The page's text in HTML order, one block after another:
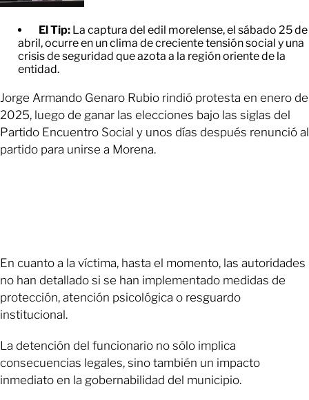
El Tip: La captura del edil morelense, el sábado 25 de
abril, ocurre en un clima de creciente tensión social y una
crisis de seguridad que azota a la región oriente de la
entidad.
Jorge Armando Genaro Rubio rindió protesta en enero de
2025, luego de ganar las elecciones bajo las siglas del
Partido Encuentro Social y unos días después renunció al
partido para unirse a Morena.
En cuanto a la víctima, hasta el momento, las autoridades
no han detallado si se han implementado medidas de
protección, atención psicológica o resguardo
institucional.
La detención del funcionario no sólo implica
consecuencias legales, sino también un impacto
inmediato en la gobernabilidad del municipio.